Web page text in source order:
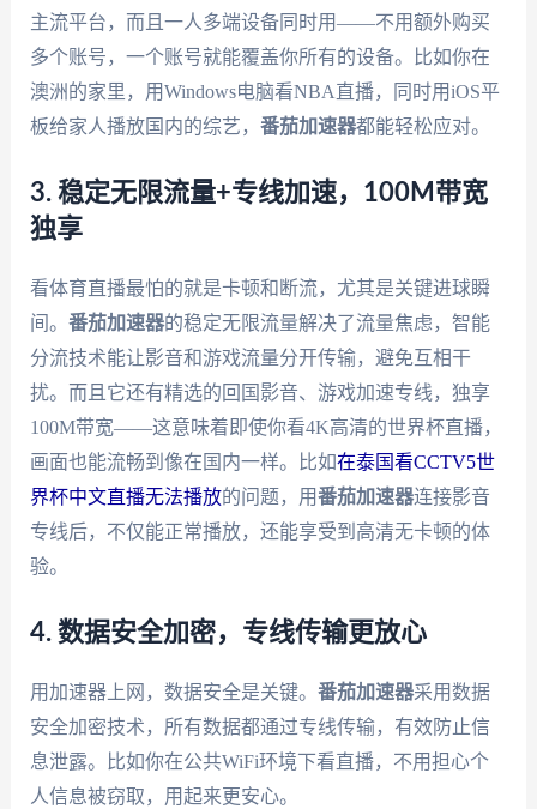
主流平台，而且一人多端设备同时用——不用额外购买
多个账号，一个账号就能覆盖你所有的设备。比如你在
澳洲的家里，用Windows电脑看NBA直播，同时用iOS平
板给家人播放国内的综艺， 番茄加速器都能轻松应对。
3. 稳定无限流量+专线加速，100M带宽
独享
看体育直播最怕的就是卡顿和断流，尤其是关键进球瞬
间。 番茄加速器的稳定无限流量解决了流量焦虑，智能
分流技术能让影音和游戏流量分开传输，避免互相干
扰。而且它还有精选的回国影音、游戏加速专线，独享
100M带宽——这意味着即使你看4K高清的世界杯直播，
画面也能流畅到像在国内一样。比如在泰国看CCTV5世
界杯中文直播无法播放的问题，用番茄加速器连接影音
专线后，不仅能正常播放，还能享受到高清无卡顿的体
验。
4. 数据安全加密，专线传输更放心
用加速器上网，数据安全是关键。 番茄加速器采用数据
安全加密技术，所有数据都通过专线传输，有效防止信
息泄露。比如你在公共WiFi环境下看直播，不用担心个
人信息被窃取，用起来更安心。